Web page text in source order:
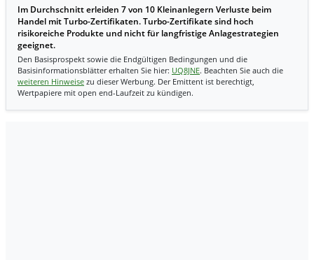
Im Durchschnitt erleiden 7 von 10 Kleinanlegern Verluste beim
Handel mit Turbo-Zertifikaten. Turbo-Zertifikate sind hoch
risikoreiche Produkte und nicht für langfristige Anlagestrategien
geeignet.
Den Basisprospekt sowie die Endgültigen Bedingungen und die
Basisinformationsblätter erhalten Sie hier: UQ8JNE. Beachten Sie auch die
weiteren Hinweise zu dieser Werbung. Der Emittent ist berechtigt,
Wertpapiere mit open end-Laufzeit zu kündigen.